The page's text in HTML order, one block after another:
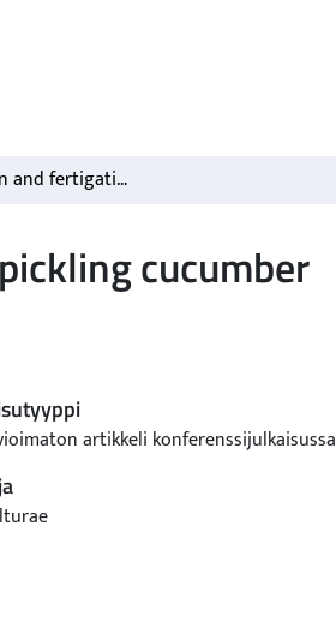
Drip irrigation and fertigation of pickling cucumber
cucumber
artikkeli konferenssijulkaisussa